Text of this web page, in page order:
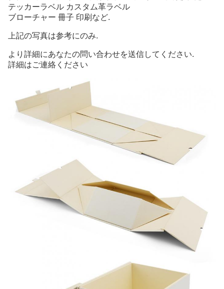
テッカーラベル カスタム革ラベル
ブローチャー 冊子 印刷 など.
上記の写真は参考にのみ.
より詳細にあなたの問い合わせを送信してください.
詳細はご連絡ください